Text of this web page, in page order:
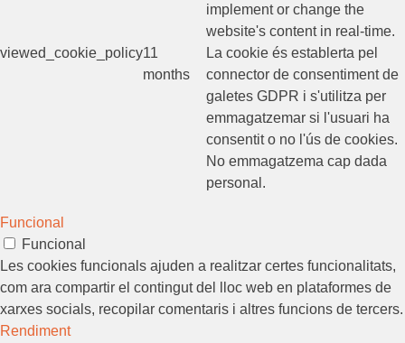
implement or change the
website's content in real-time.
viewed_cookie_policy11
months
La cookie és establerta pel
connector de consentiment de
galetes GDPR i s'utilitza per
emmagatzemar si l'usuari ha
consentit o no l'ús de cookies.
No emmagatzema cap dada
personal.
Funcional
Funcional
Les cookies funcionals ajuden a realitzar certes funcionalitats,
com ara compartir el contingut del lloc web en plataformes de
xarxes socials, recopilar comentaris i altres funcions de tercers.
Rendiment